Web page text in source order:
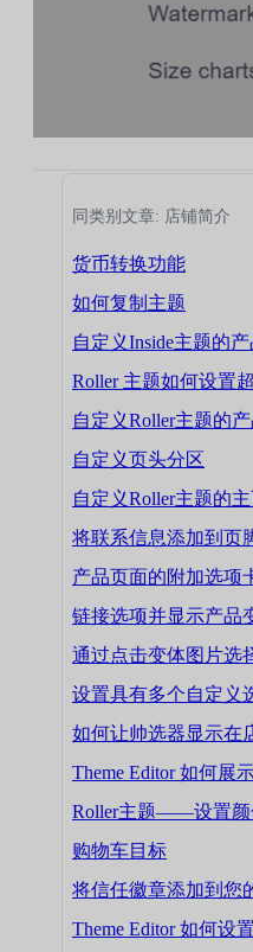
同类别文章: 店铺简介
货币转换功能
如何复制主题
自定义Inside主题的
Roller 主题如何设置
自定义Roller主题的
自定义页头分区
自定义Roller主题的
将联系信息添加到页
产品页面的附加选项
链接选项并显示产品
通过点击变体图片选
设置具有多个自定义
如何让帅选器显示在
Theme Editor 如何展
Roller主题——设置颜
购物车目标
将信任徽章添加到您
Theme Editor 如何设